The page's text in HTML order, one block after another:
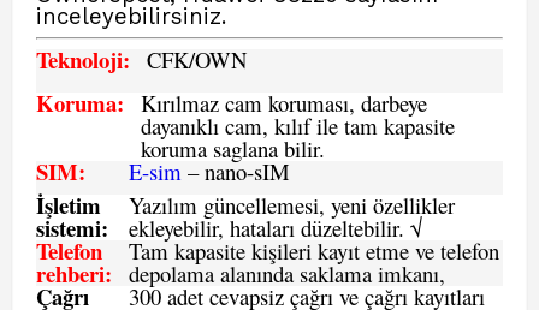
inceleyebilirsiniz.
Teknoloji: CFK/OWN
Koruma: Kırılmaz cam koruması, darbeye
dayanıklı cam, kılıf ile tam kapasite
koruma saglana bilir.
SIM: E-sim – nano-sIM
İşletim
sistemi:
Yazılım güncellemesi, yeni özellikler
ekleyebilir, hataları düzeltebilir. √
Telefon
rehberi:
Tam kapasite kişileri kayıt etme ve telefon
depolama alanında saklama imkanı,
Çağrı 300 adet cevapsiz çağrı ve çağrı kayıtları